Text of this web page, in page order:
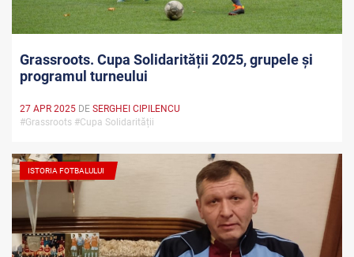
Grassroots. Cupa Solidarității 2025, grupele și
programul turneului
27 APR 2025 DE SERGHEI CIPILENCU
#Grassroots #Cupa Solidarității
ISTORIA FOTBALULUI